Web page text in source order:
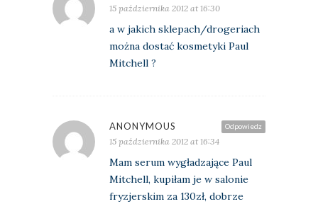
15 października 2012 at 16:30
a w jakich sklepach/drogeriach
można dostać kosmetyki Paul
Mitchell ?
Odpowiedz
ANONYMOUS
15 października 2012 at 16:34
Mam serum wygładzające Paul
Mitchell, kupiłam je w salonie
fryzjerskim za 130zł, dobrze